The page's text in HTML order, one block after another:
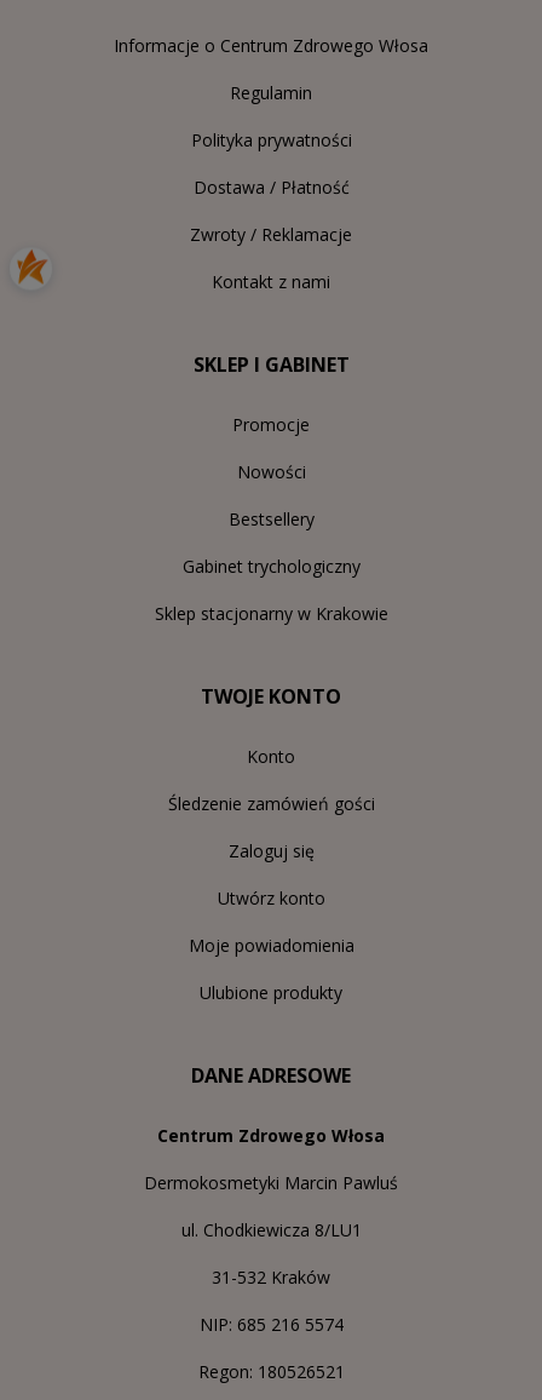
Informacje o Centrum Zdrowego Włosa
Regulamin
Polityka prywatności
Dostawa / Płatność
Zwroty / Reklamacje
Kontakt z nami
SKLEP I GABINET
Promocje
Nowości
Bestsellery
Gabinet trychologiczny
Sklep stacjonarny w Krakowie
TWOJE KONTO
Konto
Śledzenie zamówień gości
Zaloguj się
Utwórz konto
Moje powiadomienia
Ulubione produkty
DANE ADRESOWE
Centrum Zdrowego Włosa
Dermokosmetyki Marcin Pawluś
ul. Chodkiewicza 8/LU1
31-532 Kraków
NIP: 685 216 5574
Regon: 180526521